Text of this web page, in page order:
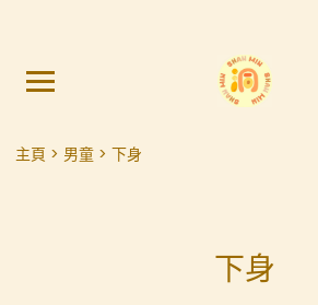
主頁 男童 下身
下身